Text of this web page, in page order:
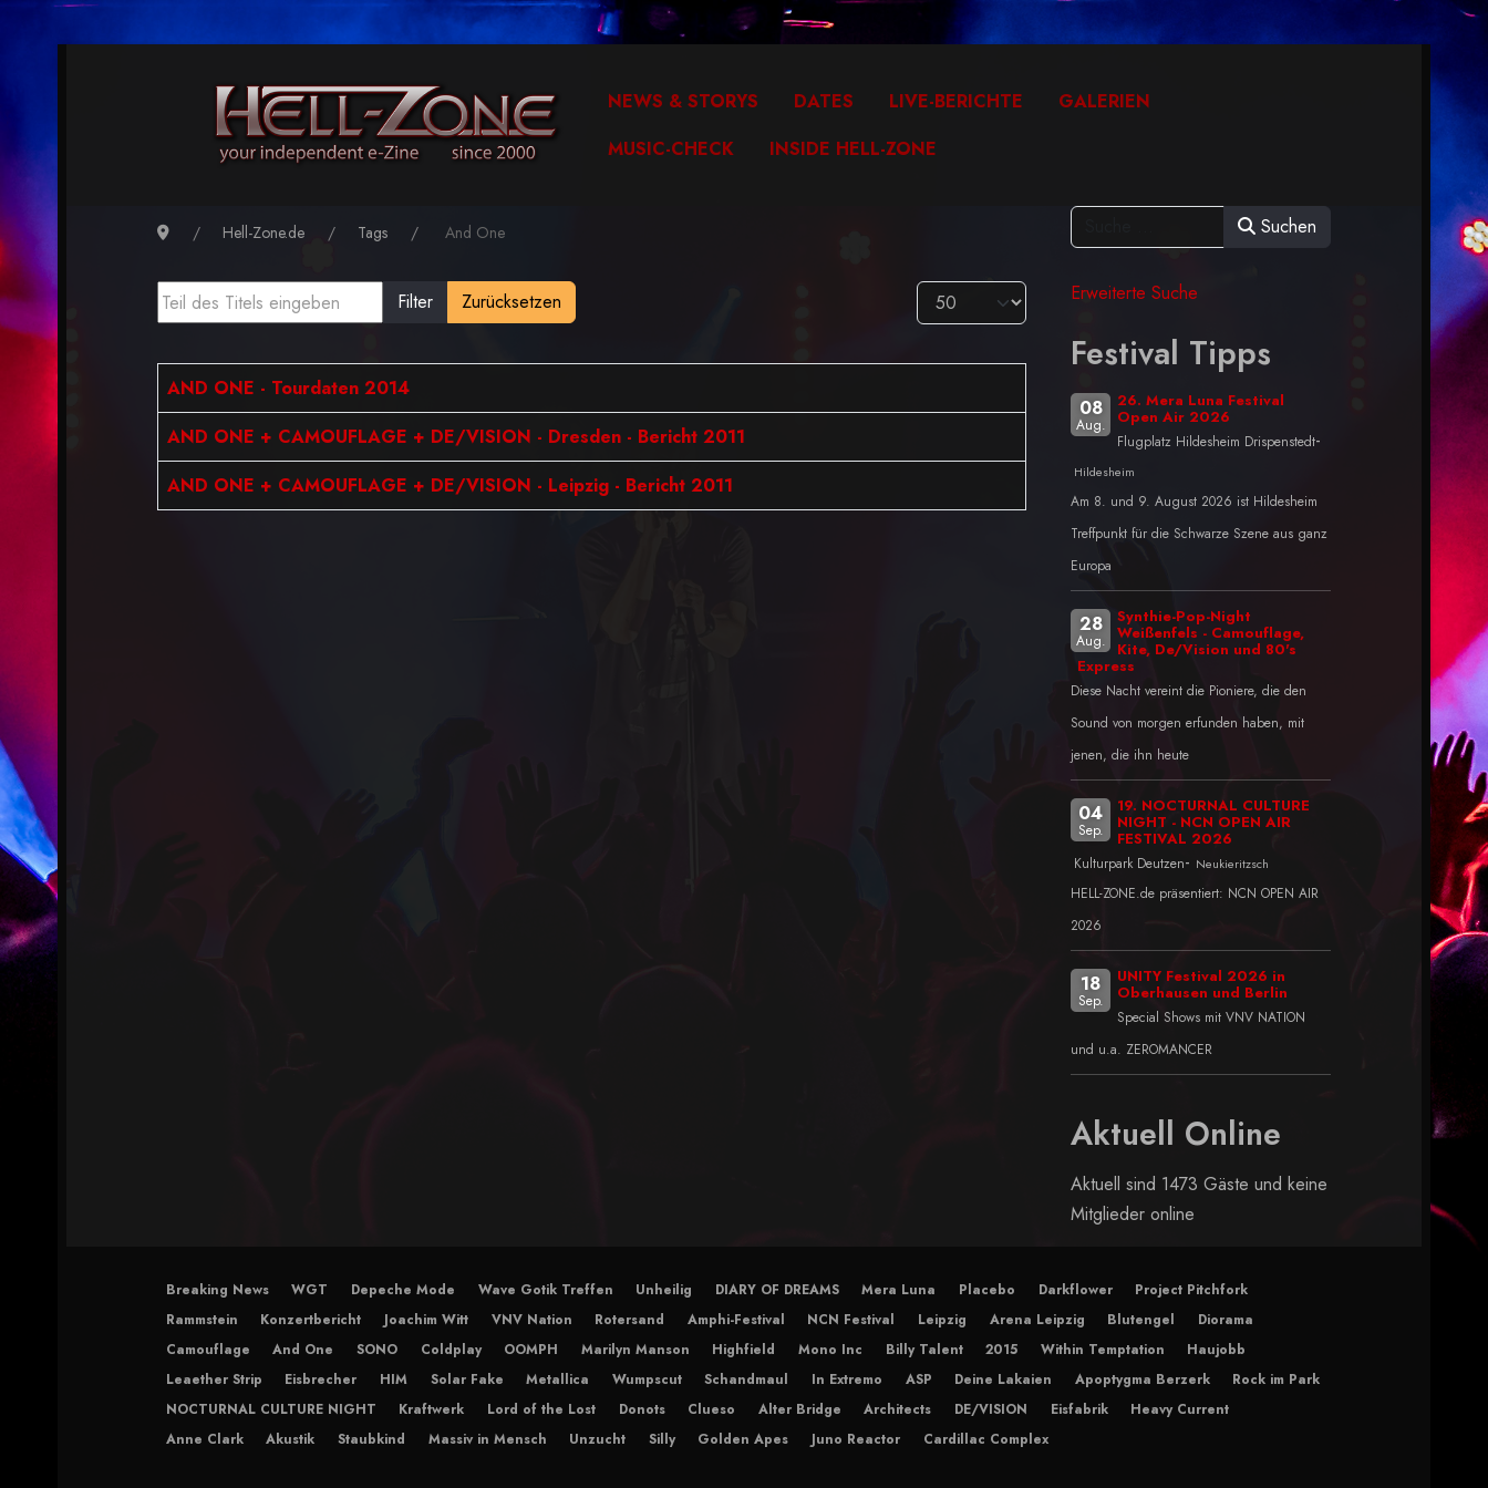
NEWS & STORYS DATES LIVE-BERICHTE
GALERIEN
MUSIC-CHECK
INSIDE HELL-ZONE
Hell-Zone.de Tags And One
Filter Zurücksetzen
AND ONE - Tourdaten 2014
AND ONE + CAMOUFLAGE + DE/VISION - Dresden - Bericht 2011
AND ONE + CAMOUFLAGE + DE/VISION - Leipzig - Bericht 2011
Suchen
Erweiterte Suche
Festival Tipps
08
Aug.
26. Mera Luna Festival
Open Air 2026
Flugplatz Hildesheim Drispenstedt-
Hildesheim
Am 8. und 9. August 2026 ist Hildesheim
Treffpunkt für die Schwarze Szene aus ganz
Europa
28
Aug.
Synthie-Pop-Night
Weißenfels - Camouflage,
Kite, De/Vision und 80's
Express
Diese Nacht vereint die Pioniere, die den
Sound von morgen erfunden haben, mit
jenen, die ihn heute
04
Sep.
19. NOCTURNAL CULTURE
NIGHT - NCN OPEN AIR
FESTIVAL 2026
Kulturpark Deutzen- Neukieritzsch
HELL-ZONE.de präsentiert: NCN OPEN AIR
2026
18
Sep.
UNITY Festival 2026 in
Oberhausen und Berlin
Special Shows mit VNV NATION
und u.a. ZEROMANCER
Aktuell Online
Aktuell sind 1473 Gäste und keine
Mitglieder online
Breaking News WGT Depeche Mode Wave Gotik Treffen Unheilig DIARY OF DREAMS Mera Luna Placebo Darkflower
Project Pitchfork
Rammstein
Konzertbericht Joachim Witt VNV Nation Rotersand Amphi-Festival NCN Festival Leipzig Arena Leipzig Blutengel
Diorama
Camouflage
And One SONO Coldplay OOMPH Marilyn Manson Highfield Mono Inc Billy Talent 2015 Within Temptation
Haujobb
Leaether Strip
Eisbrecher HIM Solar Fake Metallica Wumpscut Schandmaul In Extremo ASP Deine Lakaien Apoptygma Berzerk
Rock im Park
NOCTURNAL CULTURE NIGHT
Kraftwerk Lord of the Lost Donots Clueso Alter Bridge Architects DE/VISION Eisfabrik
Heavy Current
Anne Clark
Akustik Staubkind Massiv in Mensch Unzucht Silly Golden Apes Juno Reactor Cardillac Complex